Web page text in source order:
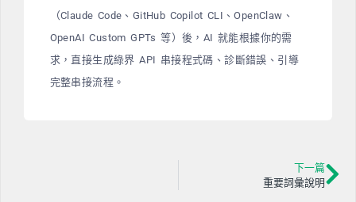
（Claude Code、GitHub Copilot CLI、OpenClaw、
OpenAI Custom GPTs 等）後，AI 就能根據你的需
求，直接生成綠界 API 串接程式碼、診斷錯誤、引導
完整串接流程。
下一篇
重要詞彙說明